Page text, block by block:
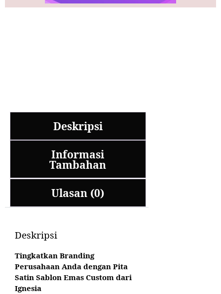
Deskripsi
Informasi
Tambahan
Ulasan (0)
Deskripsi
Tingkatkan Branding
Perusahaan Anda dengan Pita
Satin Sablon Emas Custom dari
Ignesia